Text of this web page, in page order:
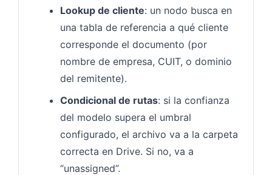
Lookup de cliente: un nodo busca en
una tabla de referencia a qué cliente
corresponde el documento (por
nombre de empresa, CUIT, o dominio
del remitente).
Condicional de rutas: si la confianza
del modelo supera el umbral
configurado, el archivo va a la carpeta
correcta en Drive. Si no, va a
“unassigned”.